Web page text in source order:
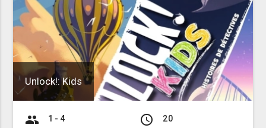
Unlock!: Kids
group 1 - 4 access_time 20